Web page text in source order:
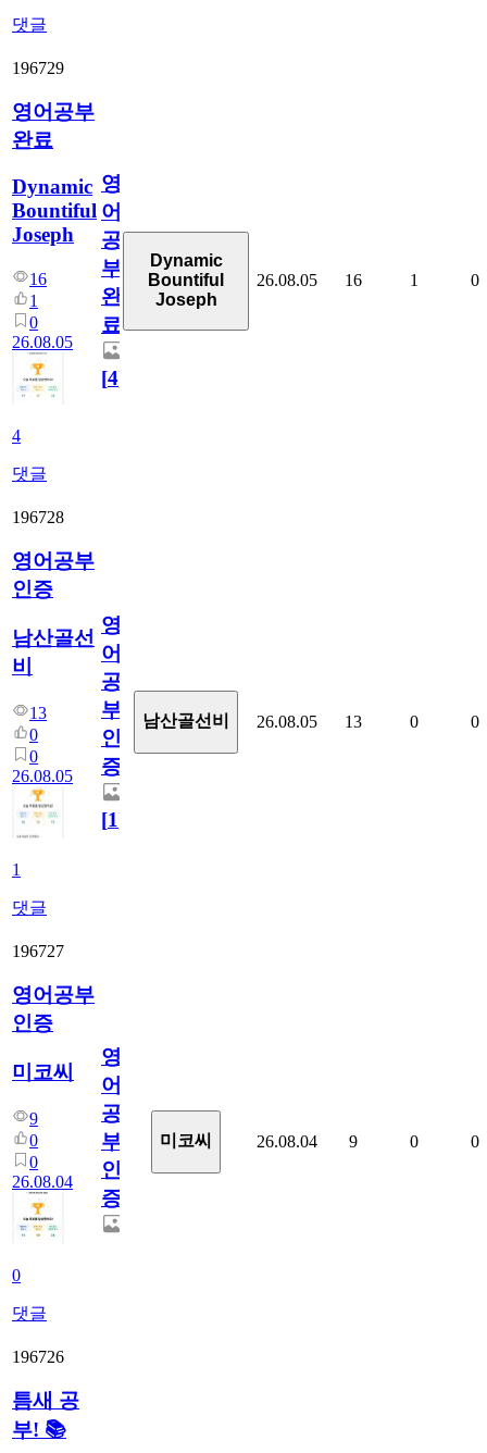
댓글
196729
영어공부
완료
Dynamic
Bountiful
Joseph
16
1
0
26.08.05
4
댓글
영
어
공
부
완
료
[4]
Dynamic
Bountiful
Joseph
26.08.05 16 1 0
196728
영어공부
인증
남산골선
비
13
0
0
26.08.05
1
댓글
영
어
공
부
인
증
[1]
남산골선비 26.08.05 13 0 0
196727
영어공부
인증
미코씨
9
0
0
26.08.04
0
댓글
영
어
공
부
인
증
미코씨 26.08.04 9 0 0
196726
틈새 공
부! 📚